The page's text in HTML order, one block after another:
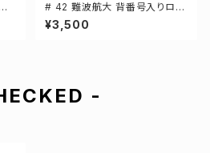
# 42 難波航大 背番号入りロゴ
ドライTシャツ 長袖 選手還元 3
カラー S-5Lサイズ 000304
¥3,500
-